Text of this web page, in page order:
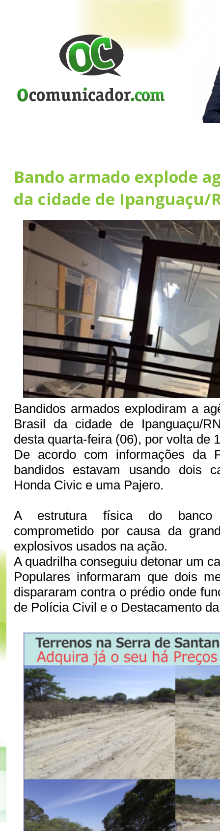
Bando armado explode
da cidade de Ipanguaçu/
Bandidos armados explodiram a
Brasil da cidade de Ipanguaçu/
desta quarta-feira (06), por volta de
De acordo com informações da
bandidos estavam usando dois
Honda Civic e uma Pajero.
A estrutura física do banco
comprometido por causa da
explosivos usados na ação.
A quadrilha conseguiu detonar um
Populares informaram que dois
dispararam contra o prédio onde
de Polícia Civil e o Destacamento